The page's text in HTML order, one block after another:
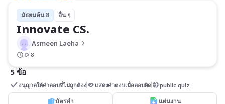
มัธยมต้น 8 อื่น ๆ
Innovate CS.
Asmeen Laeha
8
5 ข้อ
อนุญาตให้คำตอบที่ไม่ถูกต้อง แสดงคำตอบเมื่อตอบผิด public quiz
บัตรคำ แผ่นงาน